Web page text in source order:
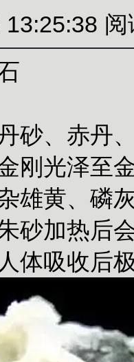
13:25:38
砂、赤丹
刚光泽至
雄黄、磷
砂加热后
体吸收后